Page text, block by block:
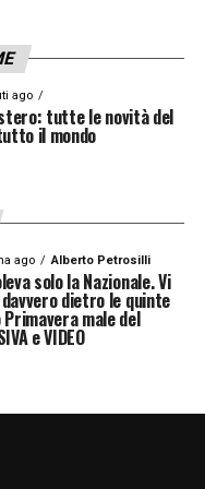
è formativa”.
di un
i risultati
di aver
necessaria per
A
ora un rebus da
il lavoro
emergenza,
ne ha
ago
tutte le novità del
il mondo
ago Alberto Petrosilli
solo la Nazionale. Vi
dietro le quinte
Primavera male del
e VIDEO